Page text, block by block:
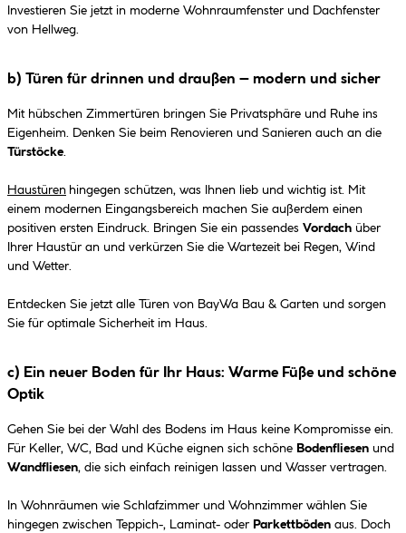
Investieren Sie jetzt in moderne Wohnraumfenster und Dachfenster
von Hellweg.
b) Türen für drinnen und draußen – modern und sicher
Mit hübschen Zimmertüren bringen Sie Privatsphäre und Ruhe ins
Eigenheim. Denken Sie beim Renovieren und Sanieren auch an die
Türstöcke.
Haustüren hingegen schützen, was Ihnen lieb und wichtig ist. Mit
einem modernen Eingangsbereich machen Sie außerdem einen
positiven ersten Eindruck. Bringen Sie ein passendes Vordach über
Ihrer Haustür an und verkürzen Sie die Wartezeit bei Regen, Wind
und Wetter.
Entdecken Sie jetzt alle Türen von BayWa Bau & Garten und sorgen
Sie für optimale Sicherheit im Haus.
c) Ein neuer Boden für Ihr Haus: Warme Füße und schöne
Optik
Gehen Sie bei der Wahl des Bodens im Haus keine Kompromisse ein.
Für Keller, WC, Bad und Küche eignen sich schöne Bodenfliesen und
Wandfliesen, die sich einfach reinigen lassen und Wasser vertragen.
In Wohnräumen wie Schlafzimmer und Wohnzimmer wählen Sie
hingegen zwischen Teppich-, Laminat- oder Parkettböden aus. Doch